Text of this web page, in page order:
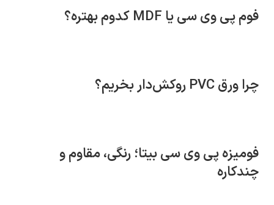
فوم پی وی سی یا MDF کدوم بهتره؟
چرا ورق PVC روکش‌دار بخریم؟
فومیزه پی وی سی بیتا؛ رنگی، مقاوم و
چندکاره